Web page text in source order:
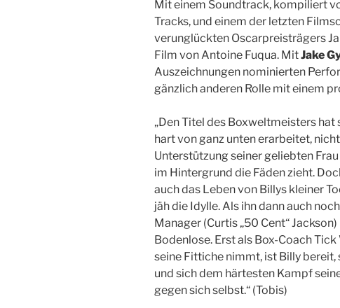
Mit einem Soundtrack, kompiliert
Tracks, und einem der letzten
verunglückten Oscarpreisträgers
Film von Antoine Fuqua. MitJake
Auszeichnungen nominierten
gänzlich anderen Rolle mit einem
„Den Titel des Boxweltmeisters hat
hart von ganz unten erarbeitet,
Unterstützung seiner geliebten
im Hintergrund die Fäden zieht.
auch das Leben von Billys kleiner
jäh die Idylle. Als ihn dann auch
Manager (Curtis „50 Cent“
Bodenlose. Erst als Box-Coach
seine Fittiche nimmt, ist Billy bereit,
und sich dem härtesten Kampf
gegen sich selbst.“ (Tobis)